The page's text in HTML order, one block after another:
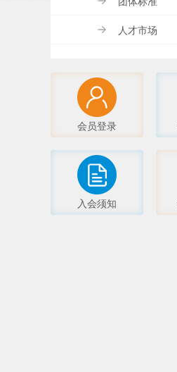
人才市场
会员登录
入会须知